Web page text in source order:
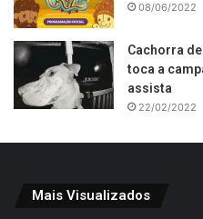
08/06/2022
Cachorra
toca a
assista
22/02/2022
Mais Visualizados